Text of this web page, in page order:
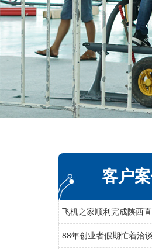
客户
飞机之家顺利完成陕西